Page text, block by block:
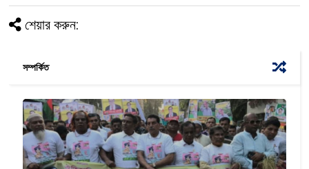
শেয়ার করুন:
সম্পর্কিত